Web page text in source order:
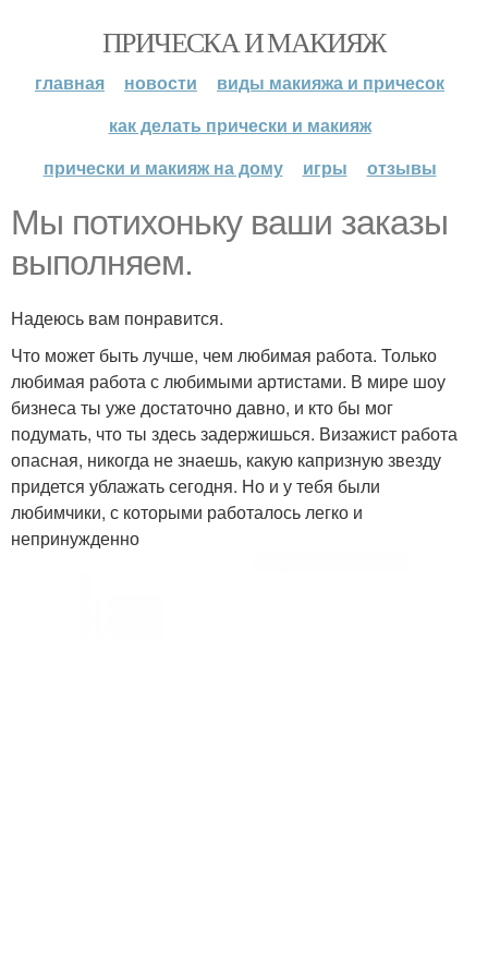
ПРИЧЕСКА И МАКИЯЖ
главная новости
виды макияжа и причесок
как делать прически и макияж
прически и макияж на дому
игры отзывы
Мы потихоньку ваши заказы
выполняем.
Надеюсь вам понравится.
Что может быть лучше, чем любимая работа. Только
любимая работа с любимыми артистами. В мире шоу
бизнеса ты уже достаточно давно, и кто бы мог
подумать, что ты здесь задержишься. Визажист работа
опасная, никогда не знаешь, какую капризную звезду
придется ублажать сегодня. Но и у тебя были
любимчики, с которыми работалось легко и
непринужденно